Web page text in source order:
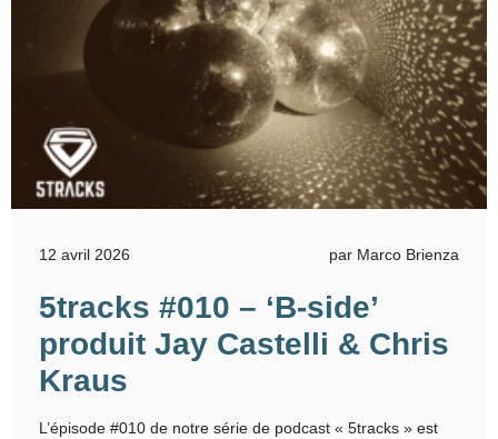
12 avril 2026 par Marco Brienza
5tracks #010 – ‘B-side’
produit Jay Castelli & Chris
Kraus
L’épisode #010 de notre série de podcast « 5tracks » est